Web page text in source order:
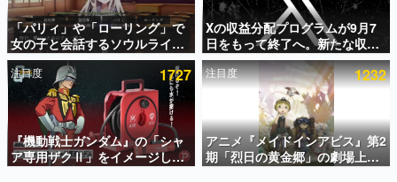
アプリセール情報
インタビュー
連載・特集一覧
殿堂入り記事
SNS拡散数が数千以上！ ページビュー数万以上！ などな
ど。多くの人々に読まれた、電ファミ渾身の“殿堂入り”記
事をまとめました。
「パリィ」や「ローリング」で
女の子と会話するソウルライク
恋愛ゲーム『小早川さんはソウ
ルライク』無料公開。返事に失
敗すると「YOU DIED」
Xの収益分配プログラムが9月7
日をもって終了へ。新たな収益
化制度「Original Content
Rewards Program」を発表
注目度 1727
『機動戦士ガンダム』の「シャ
ア専用ザクⅡ」をイメージした
散水ホースリールが予約開始。
注目度 1232
アニメ『メイドインアビス』第2
期「烈日の黄金郷」の劇場上映
が決定！レグ役・伊瀬茉莉也さ